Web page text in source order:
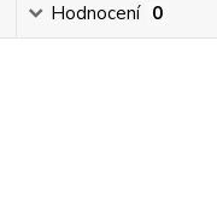
Hodnocení 0